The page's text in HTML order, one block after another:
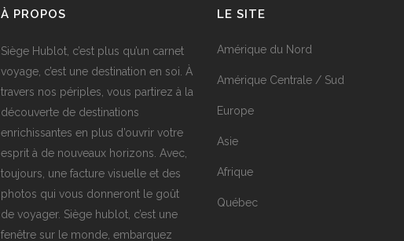
À PROPOS
Siège Hublot, c’est plus qu’un carnet
voyage, c’est une destination en soi. À
travers nos périples, vous partirez à la
découverte de destinations
enrichissantes en plus d’ouvrir votre
esprit à de nouveaux horizons. Avec,
toujours, une facture visuelle et des
photos qui vous donneront le goût
de voyager. Siège hublot, c’est une
fenêtre sur le monde, embarquez
LE SITE
Amérique du Nord
Amérique Centrale / Sud
Europe
Asie
Afrique
Québec